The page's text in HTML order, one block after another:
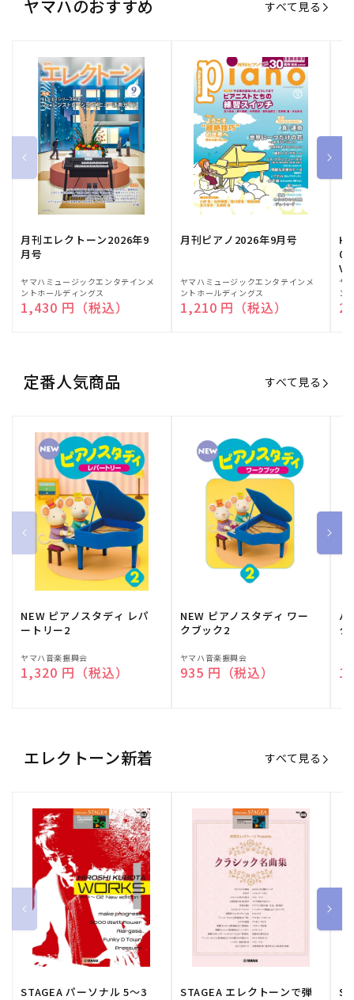
ヤマハのおすすめ すべて見る
月刊エレクトーン2026年9
月号
販
売
元:
ヤマハミュージックエンタテインメ
ントホールディングス
通常価格
1,430 円（税込）
月刊ピアノ2026年9月号
販
売
元:
ヤマハミュージックエンタテインメ
ントホールディングス
通常価格
1,210 円（税込）
販
売
元:
ヤ
ン
定番人気商品 すべて見る
NEW ピアノスタディ レパ
ートリー2
販
売
ヤマハ音楽振興会
通常価格
1,320 円（税込）
NEW ピアノスタディ ワー
クブック2
販
売
ヤマハ音楽振興会
通常価格
935 円（税込）
バ
ク
売
エレクトーン新着 すべて見る
STAGEA パーソナル 5～3
STAGEA エレクトーンで弾